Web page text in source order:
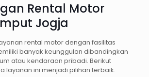
Rental Motor
Jogja
rental motor dengan fasilitas
banyak keunggulan dibandingkan
atau kendaraan pribadi. Berikut
layanan ini menjadi pilihan terbaik: